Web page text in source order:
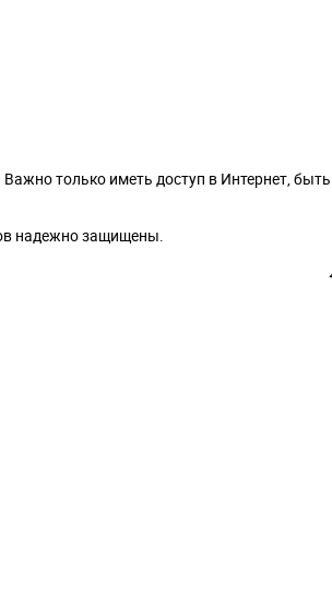
только иметь доступ в Интернет, быть
надежно защищены.